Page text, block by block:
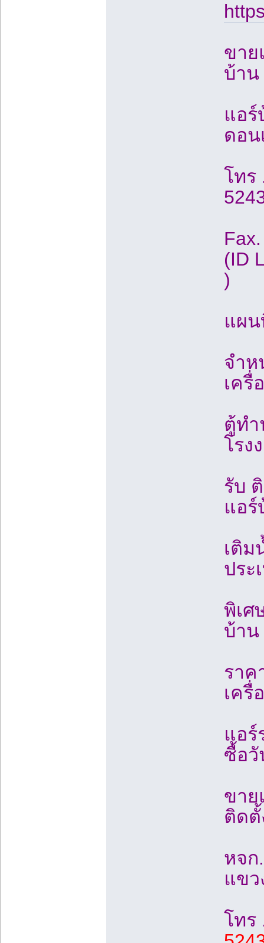
ขาย
บ้าน
แอร์
ดอน
โทร
(ID
)
แผ
จำห
เครื่
ตู้ทำ
โรง
รับ
แอร์
เติม
ประ
พิเศ
บ้าน
ราค
เครื่
แอร์
ซื้อวั
ขาย
ติด
หจก
แขว
โทร